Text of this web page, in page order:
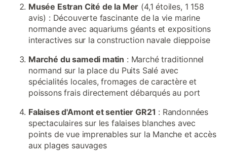
Musée Estran Cité de la Mer (4,1 étoiles, 1 158
avis) : Découverte fascinante de la vie marine
normande avec aquariums géants et expositions
interactives sur la construction navale dieppoise
Marché du samedi matin : Marché traditionnel
normand sur la place du Puits Salé avec
spécialités locales, fromages de caractère et
poissons frais directement débarqués au port
Falaises d'Amont et sentier GR21 : Randonnées
spectaculaires sur les falaises blanches avec
points de vue imprenables sur la Manche et accès
aux plages sauvages